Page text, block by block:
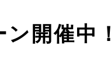
開催中！